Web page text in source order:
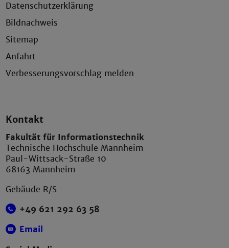
Datenschutzerklärung
Bildnachweis
Sitemap
Anfahrt
Verbesserungsvorschlag melden
Kontakt
Fakultät für Informationstechnik
Technische Hochschule Mannheim
Paul-Wittsack-Straße 10
68163 Mannheim
Gebäude R/S
+49 621 292 63 58
Email